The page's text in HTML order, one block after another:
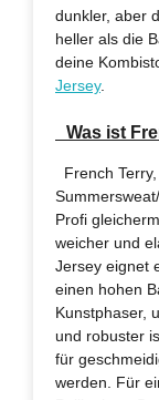
dunkler, aber
heller als die
deine
Jersey.
Was ist
French
Profi
weicher und
Jersey eignet
einen hohen
Kunstphaser,
und robuster
für
werden. Für